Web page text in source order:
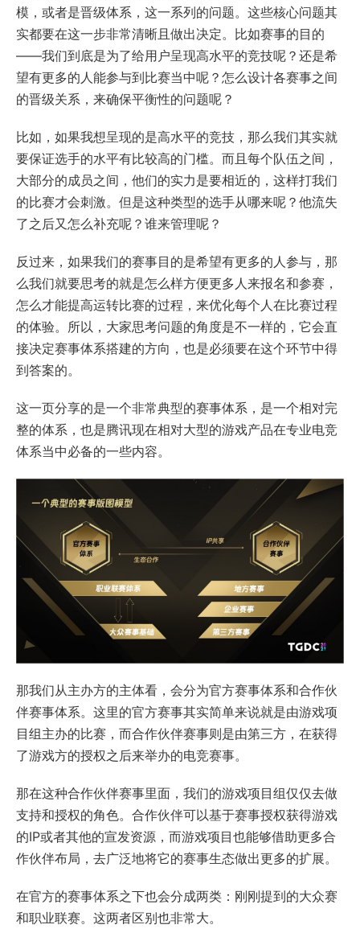
模，或者是晋级体系，这一系列的问题。这些核心问题其
实都要在这一步非常清晰且做出决定。比如赛事的目的
——我们到底是为了给用户呈现高水平的竞技呢？还是希
望有更多的人能参与到比赛当中呢？怎么设计各赛事之间
的晋级关系，来确保平衡性的问题呢？
比如，如果我想呈现的是高水平的竞技，那么我们其实就
要保证选手的水平有比较高的门槛。而且每个队伍之间，
大部分的成员之间，他们的实力是要相近的，这样打我们
的比赛才会刺激。但是这种类型的选手从哪来呢？他流失
了之后又怎么补充呢？谁来管理呢？
反过来，如果我们的赛事目的是希望有更多的人参与，那
么我们就要思考的就是怎么样方便更多人来报名和参赛，
怎么才能提高运转比赛的过程，来优化每个人在比赛过程
的体验。所以，大家思考问题的角度是不一样的，它会直
接决定赛事体系搭建的方向，也是必须要在这个环节中得
到答案的。
这一页分享的是一个非常典型的赛事体系，是一个相对完
整的体系，也是腾讯现在相对大型的游戏产品在专业电竞
体系当中必备的一些内容。
那我们从主办方的主体看，会分为官方赛事体系和合作伙
伴赛事体系。这里的官方赛事其实简单来说就是由游戏项
目组主办的比赛，而合作伙伴赛事则是由第三方，在获得
了游戏方的授权之后来举办的电竞赛事。
那在这种合作伙伴赛事里面，我们的游戏项目组仅仅去做
支持和授权的角色。合作伙伴可以基于赛事授权获得游戏
的IP或者其他的宣发资源，而游戏项目也能够借助更多合
作伙伴布局，去广泛地将它的赛事生态做出更多的扩展。
在官方的赛事体系之下也会分成两类：刚刚提到的大众赛
和职业联赛。这两者区别也非常大。